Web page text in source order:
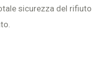
sicurezza del rifiuto